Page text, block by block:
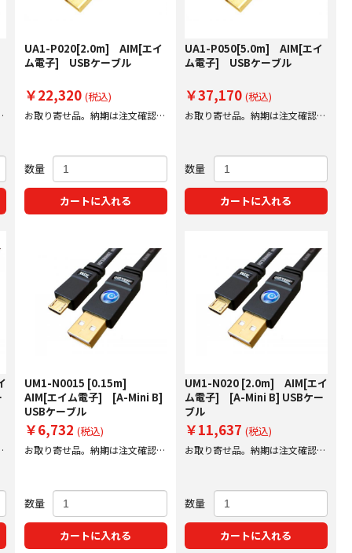
UA1-P020[2.0m] AIM[エイ
ム電子] USBケーブル
￥22,320 (税込)
お取り寄せ品。納期は注文確認後
数量
カートに入れる
UA1-P050[5.0m] AIM[エイ
ム電子] USBケーブル
￥37,170 (税込)
お取り寄せ品。納期は注文確認後
数量
カートに入れる
UM1-N0015 [0.15m]
AIM[エイム電子] [A-Mini B]
USBケーブル
￥6,732 (税込)
お取り寄せ品。納期は注文確認後
数量
カートに入れる
UM1-N020 [2.0m] AIM[エイ
ム電子] [A-Mini B] USBケー
ブル
￥11,637 (税込)
お取り寄せ品。納期は注文確認後
数量
カートに入れる